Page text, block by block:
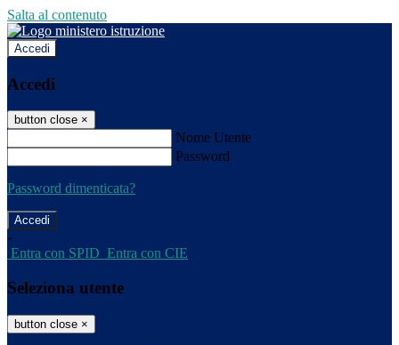
Salta al contenuto
Accedi
Accedi
button close ×
Nome Utente
Password
Password dimenticata?
-
Entra con SPID Entra con CIE
Seleziona utente
button close ×